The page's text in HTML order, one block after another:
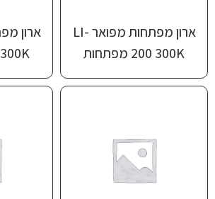
ארון מפתחות מפואר ‎LI-
300K‏ 200 מפתחות
300K‏ 300 מפתחות